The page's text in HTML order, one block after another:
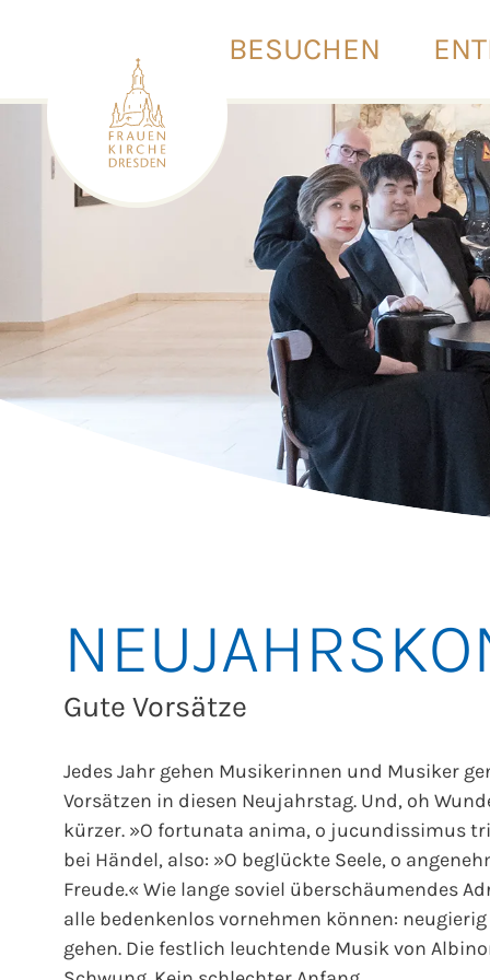
BESUCHEN
Gute Vorsätze
Jedes Jahr gehen Musikerinnen und Musiker
Vorsätzen in diesen Neujahrstag. Und, oh
kürzer. »O fortunata anima, o jucundissimus
bei Händel, also: »O beglückte Seele, o
Freude.« Wie lange soviel überschäumendes
alle bedenkenlos vornehmen können:
gehen. Die festlich leuchtende Musik von